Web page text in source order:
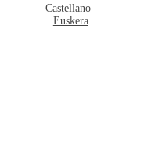
Castellano
Euskera